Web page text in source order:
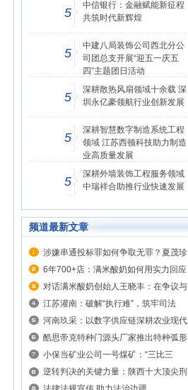
5
中信银行：金融赋能新征程
共筑时代新辉煌
5
中建八局装饰公司西北分公
司团总支开展“迎五一庆五
四”主题团日活动
5
深耕散热风扇领域十余载 深
圳永亿豪领航行业创新发展
5
深耕智慧数字制造系统工程
领域 江苏西顿科技助力制造
业高质量发展
5
深耕外墙装饰工程服务领域
中瑞祥合助推行业快速发展
频道最新文章
涉嫌串通投标罪如何争取无罪？夏茂珍
律...
6年700+店：满米酸奶如何用实力回应
质疑？
对话满米酸奶创始人王晓丰：在争议与
增...
江苏灌南：破解“执行难”，筑牢司法
公...
河南玖采：以数字供应链深耕农业现代
化...
酷思帝克特种门源头厂家推出特种弧形
平...
小保当矿业公司一号煤矿：“三比三
促”...
逆转判决的关键力量：陕西十大顶尖刑